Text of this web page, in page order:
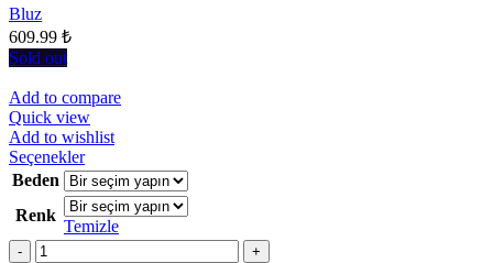
Bluz
609.99 ₺
Sold out
Add to compare
Quick view
Add to wishlist
SeçeneklerBu
ürünün
birden
fazla
varyasyonu
Beden
Renk
Temizle
Miktar